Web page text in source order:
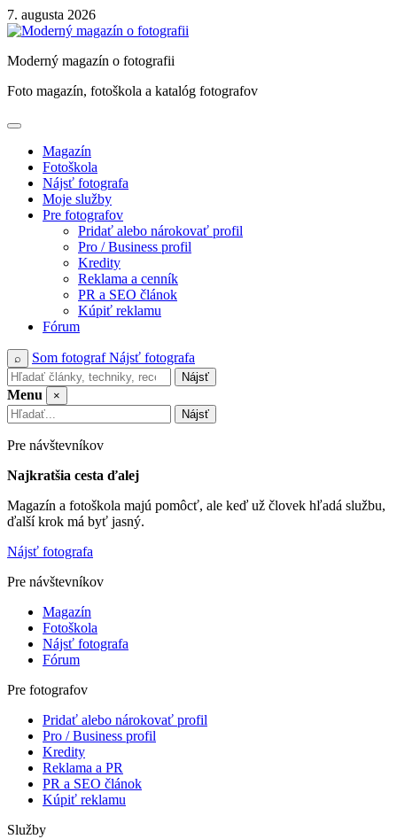
Skip
to
7. augusta 2026
Moderný magazín o fotografii
Foto magazín, fotoškola a katalóg fotografov
Magazín
Fotoškola
Nájsť fotografa
Moje služby
Pre fotografov
Pridať alebo nárokovať profil
Pro / Business profil
Kredity
Reklama a cenník
PR a SEO článok
Kúpiť reklamu
Fórum
⌕ Som fotografNájsť fotografa
Nájsť
Menu
×
Nájsť
Pre návštevníkov
Najkratšia cesta ďalej
Magazín a fotoškola majú pomôcť, ale keď už človek hľadá službu,
ďalší krok má byť jasný.
Nájsť fotografa
Pre návštevníkov
Magazín
Fotoškola
Nájsť fotografa
Fórum
Pre fotografov
Pridať alebo nárokovať profil
Pro / Business profil
Kredity
Reklama a PR
PR a SEO článok
Kúpiť reklamu
Služby